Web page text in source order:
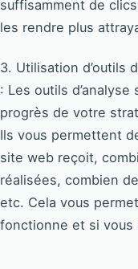
suffisamment de
les rendre plus
3. Utilisation d’outils
: Les outils
progrès de votre
Ils vous permettent
site web reçoit,
réalisées, combien
etc. Cela vous
fonctionne et si